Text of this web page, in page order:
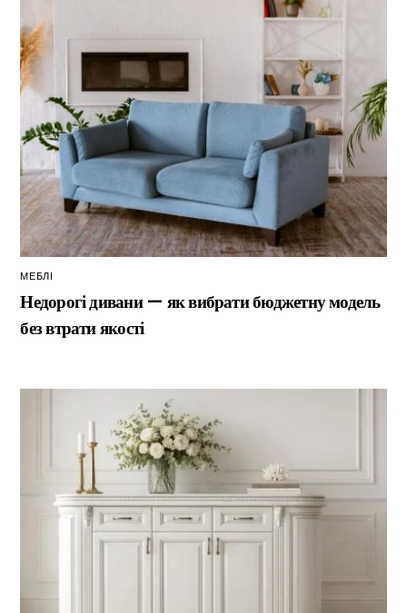
МЕБЛІ
Недорогі дивани — як вибрати бюджетну модель
без втрати якості